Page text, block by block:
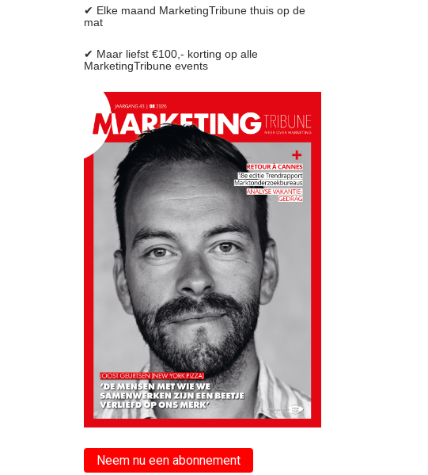
✔ Elke maand MarketingTribune thuis op de
mat
✔ Maar liefst €100,- korting op alle
MarketingTribune events
Neem nu een abonnement